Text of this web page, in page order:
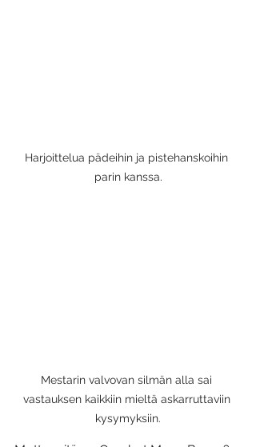
Harjoittelua pädeihin ja pistehanskoihin
parin kanssa.
Mestarin valvovan silmän alla sai
vastauksen kaikkiin mieltä askarruttaviin
kysymyksiin.